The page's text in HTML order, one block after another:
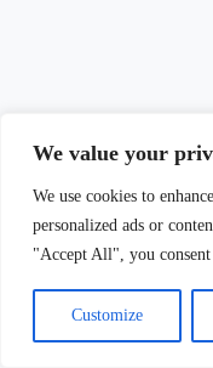
We value your
We use cookies to
personalized ads or
"Accept All", you
Customize